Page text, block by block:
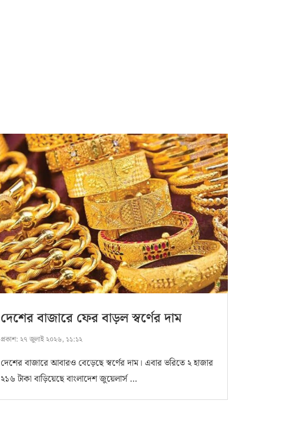
দেশের বাজারে ফের বাড়ল স্বর্ণের দাম
প্রকাশ: ২৭ জুলাই ২০২৬, ১১:১২
দেশের বাজারে আবারও বেড়েছে স্বর্ণের দাম। এবার ভরিতে ২ হাজার
২১৬ টাকা বাড়িয়েছে বাংলাদেশ জুয়েলার্স …